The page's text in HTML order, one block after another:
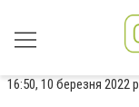
16:50, 10 березня 2022 р.